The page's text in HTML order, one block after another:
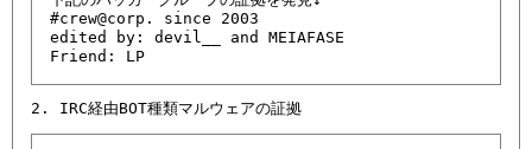
#crew@corp. since 2003
edited by: devil__ and MEIAFASE
Friend: LP